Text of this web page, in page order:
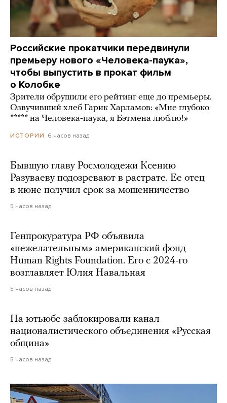
Российские прокатчики передвинули
премьеру нового «Человека-паука»,
чтобы выпустить в прокат фильм
о Колобке
Зрители обрушили его рейтинг еще до премьеры.
Озвучивший хлеб Гарик Харламов: «Мне глубоко
***** на Человека-паука, я Бэтмена люблю!»
ИСТОРИИ 6 часов назад
Бывшую главу Росмолодежи Ксению
Разуваеву подозревают в растрате. Ее отец
в июне получил срок за мошенничество
5 часов назад
Генпрокуратура РФ объявила
«нежелательным» американский фонд
Human Rights Foundation. Его с 2024-го
возглавляет Юлия Навальная
5 часов назад
На ютьюбе заблокировали канал
националистического объединения «Русская
община»
5 часов назад